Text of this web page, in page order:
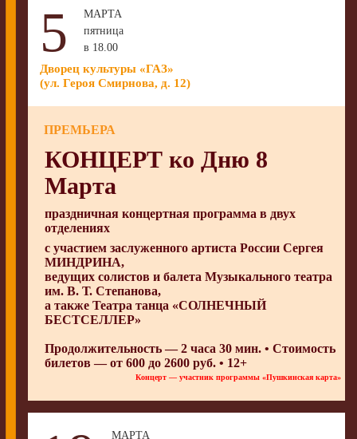
5
МАРТА
пятница
в 18.00
Дворец культуры «ГАЗ»
(ул. Героя Смирнова, д. 12)
ПРЕМЬЕРА
КОНЦЕРТ ко Дню 8
Марта
праздничная концертная программа в двух
отделениях
с участием заслуженного артиста России Сергея
МИНДРИНА,
ведущих солистов и балета Музыкального театра
им. В. Т. Степанова,
а также Театра танца «СОЛНЕЧНЫЙ
БЕСТСЕЛЛЕР»
Продолжительность — 2 часа 30 мин. • Стоимость
билетов — от 600 до 2600 руб. • 12+
Концерт — участник программы «Пушкинская карта»
МАРТА